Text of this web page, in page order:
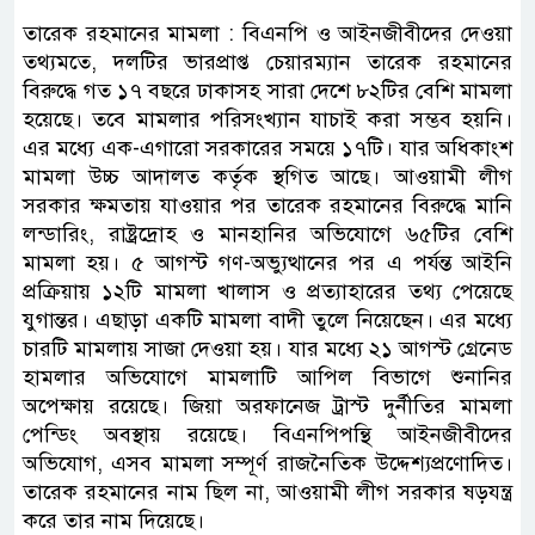
তারেক রহমানের মামলা : বিএনপি ও আইনজীবীদের দেওয়া
তথ্যমতে, দলটির ভারপ্রাপ্ত চেয়ারম্যান তারেক রহমানের
বিরুদ্ধে গত ১৭ বছরে ঢাকাসহ সারা দেশে ৮২টির বেশি মামলা
হয়েছে। তবে মামলার পরিসংখ্যান যাচাই করা সম্ভব হয়নি।
এর মধ্যে এক-এগারো সরকারের সময়ে ১৭টি। যার অধিকাংশ
মামলা উচ্চ আদালত কর্তৃক স্থগিত আছে। আওয়ামী লীগ
সরকার ক্ষমতায় যাওয়ার পর তারেক রহমানের বিরুদ্ধে মানি
লন্ডারিং, রাষ্ট্রদ্রোহ ও মানহানির অভিযোগে ৬৫টির বেশি
মামলা হয়। ৫ আগস্ট গণ-অভ্যুত্থানের পর এ পর্যন্ত আইনি
প্রক্রিয়ায় ১২টি মামলা খালাস ও প্রত্যাহারের তথ্য পেয়েছে
যুগান্তর। এছাড়া একটি মামলা বাদী তুলে নিয়েছেন। এর মধ্যে
চারটি মামলায় সাজা দেওয়া হয়। যার মধ্যে ২১ আগস্ট গ্রেনেড
হামলার অভিযোগে মামলাটি আপিল বিভাগে শুনানির
অপেক্ষায় রয়েছে। জিয়া অরফানেজ ট্রাস্ট দুর্নীতির মামলা
পেন্ডিং অবস্থায় রয়েছে। বিএনপিপন্থি আইনজীবীদের
অভিযোগ, এসব মামলা সম্পূর্ণ রাজনৈতিক উদ্দেশ্যপ্রণোদিত।
তারেক রহমানের নাম ছিল না, আওয়ামী লীগ সরকার ষড়যন্ত্র
করে তার নাম দিয়েছে।